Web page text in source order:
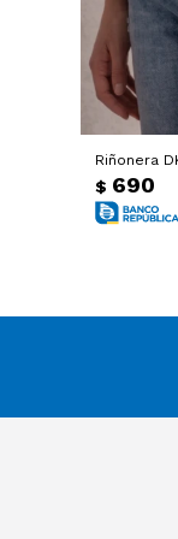
Riñonera
$ 690